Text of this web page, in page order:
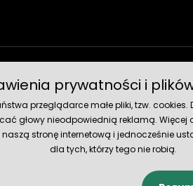
prywatności i
przeglądarce małe pliki, tzw.
głowy nieodpowiednią reklamą. Więcej
stronę internetową i jednocześnie
dla tych, którzy tego nie robią.